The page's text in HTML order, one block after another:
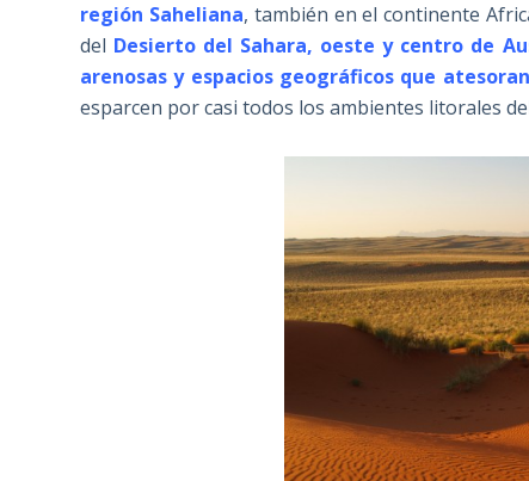
región Saheliana, también en el continente
del Desierto del Sahara, oeste y centro de
arenosas y espacios geográficos que
esparcen por casi todos los ambientes litorales